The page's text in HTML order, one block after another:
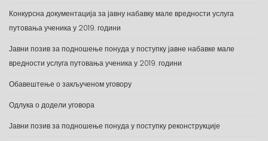
Конкурсна документација за јавну набавку мале вредности услуга
путовања ученика у 2019. години
Јавни позив за подношење понуда у поступку јавне набавке мале
вредности услуга путовања ученика у 2019. години
Обавештење о закљученом уговору
Одлука о додели уговора
Јавни позив за подношење понуда у поступку реконструкције